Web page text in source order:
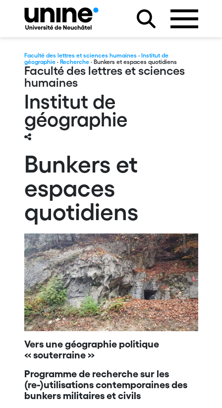
Faculté des lettres et sciences humaines · Institut de
géographie· Recherche· Bunkers et espaces quotidiens
Faculté des lettres et sciences
humaines
Institut de
géographie
Bunkers et
espaces
quotidiens
Vers une géographie politique
« souterraine »
Programme de recherche sur les
(re-)utilisations contemporaines des
bunkers militaires et civils